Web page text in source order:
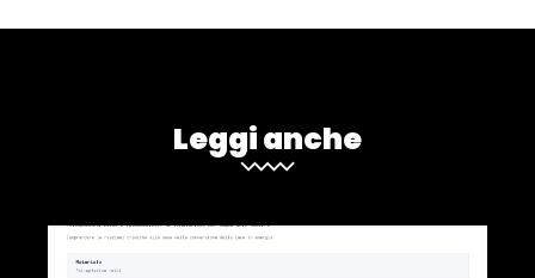
Leggi anche